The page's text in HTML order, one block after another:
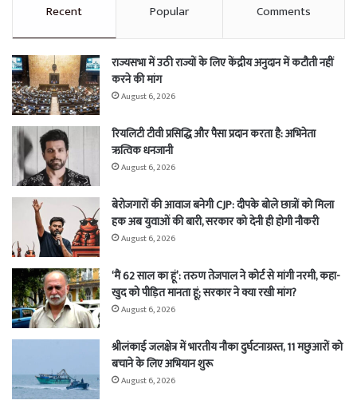
Recent Popular Comments
राज्यसभा में उठी राज्यों के लिए केंद्रीय अनुदान में कटौती नहीं
करने की मांग
August 6, 2026
रियलिटी टीवी प्रसिद्धि और पैसा प्रदान करता है: अभिनेता
ऋत्विक धनजानी
August 6, 2026
बेरोजगारों की आवाज बनेगी CJP: दीपके बोले छात्रों को मिला
हक अब युवाओं की बारी, सरकार को देनी ही होगी नौकरी
August 6, 2026
‘मैं 62 साल का हूं’: तरुण तेजपाल ने कोर्ट से मांगी नरमी, कहा-
खुद को पीड़ित मानता हूं; सरकार ने क्या रखी मांग?
August 6, 2026
श्रीलंकाई जलक्षेत्र में भारतीय नौका दुर्घटनाग्रस्त, 11 मछुआरों को
बचाने के लिए अभियान शुरू
August 6, 2026